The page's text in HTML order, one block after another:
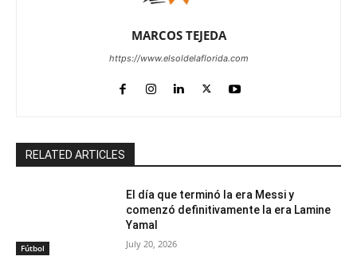
MARCOS TEJEDA
https://www.elsoldelaflorida.com
RELATED ARTICLES
Fútbol
El día que terminó la era Messi y
comenzó definitivamente la era Lamine
Yamal
July 20, 2026